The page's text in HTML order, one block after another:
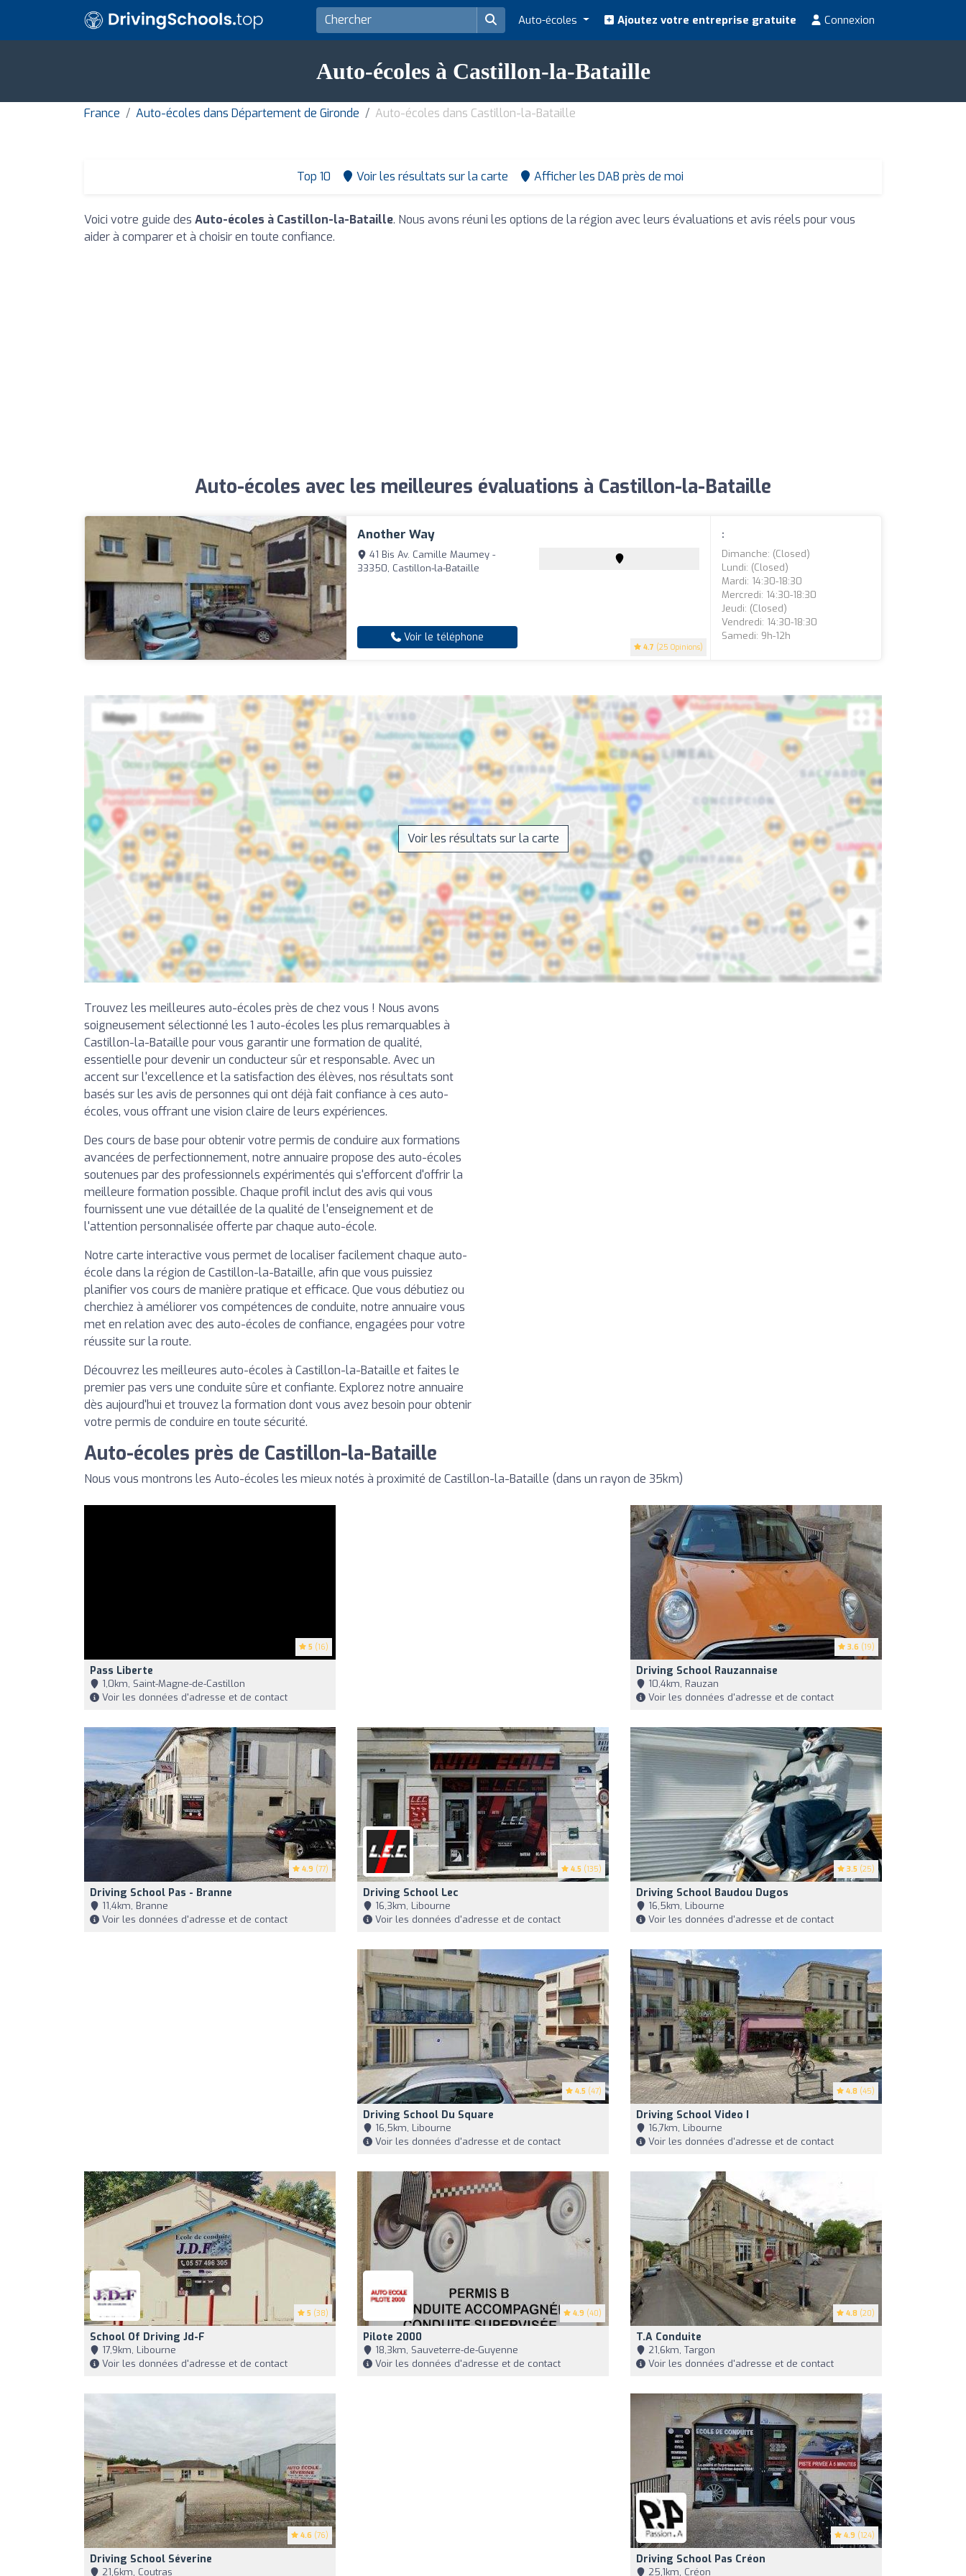
Auto-écoles Ajoutez votre entreprise gratuite Connexion
Auto-écoles à Castillon-la-Bataille
France Auto-écoles dans Département de Gironde Auto-écoles dans Castillon-la-Bataille
Top 10 Voir les résultats sur la carte Afficher les DAB près de moi
Voici votre guide des Auto-écoles à Castillon-la-Bataille. Nous avons réuni les options de la région avec leurs évaluations et avis réels pour vous
aider à comparer et à choisir en toute confiance.
Auto-écoles avec les meilleures évaluations à Castillon-la-Bataille
Another Way
4.7 (25 Opinions)
41 Bis Av. Camille Maumey -
33350, Castillon-la-Bataille
Voir le téléphone
:
Dimanche: (closed)
Lundi: (closed)
Mardi: 14:30-18:30
Mercredi: 14:30-18:30
Jeudi: (closed)
Vendredi: 14:30-18:30
Samedi: 9h-12h
Voir les résultats sur la carte
Trouvez les meilleures auto-écoles près de chez vous ! Nous avons
soigneusement sélectionné les 1 auto-écoles les plus remarquables à
Castillon-la-Bataille pour vous garantir une formation de qualité,
essentielle pour devenir un conducteur sûr et responsable. Avec un
accent sur l'excellence et la satisfaction des élèves, nos résultats sont
basés sur les avis de personnes qui ont déjà fait confiance à ces auto-
écoles, vous offrant une vision claire de leurs expériences.
Des cours de base pour obtenir votre permis de conduire aux formations
avancées de perfectionnement, notre annuaire propose des auto-écoles
soutenues par des professionnels expérimentés qui s'efforcent d'offrir la
meilleure formation possible. Chaque profil inclut des avis qui vous
fournissent une vue détaillée de la qualité de l'enseignement et de
l'attention personnalisée offerte par chaque auto-école.
Notre carte interactive vous permet de localiser facilement chaque auto-
école dans la région de Castillon-la-Bataille, afin que vous puissiez
planifier vos cours de manière pratique et efficace. Que vous débutiez ou
cherchiez à améliorer vos compétences de conduite, notre annuaire vous
met en relation avec des auto-écoles de confiance, engagées pour votre
réussite sur la route.
Découvrez les meilleures auto-écoles à Castillon-la-Bataille et faites le
premier pas vers une conduite sûre et confiante. Explorez notre annuaire
dès aujourd'hui et trouvez la formation dont vous avez besoin pour obtenir
votre permis de conduire en toute sécurité.
Auto-écoles près de Castillon-la-Bataille
Nous vous montrons les Auto-écoles les mieux notés à proximité de Castillon-la-Bataille (dans un rayon de 35km)
5 (16)
Pass Liberte
1,0km, Saint-Magne-de-Castillon
Voir les données d'adresse et de contact
3.6 (19)
Driving School Rauzannaise
10,4km, Rauzan
Voir les données d'adresse et de contact
4.9 (77)
Driving School Pas - Branne
11,4km, Branne
Voir les données d'adresse et de contact
4.5 (135)
Driving School Lec
16,3km, Libourne
Voir les données d'adresse et de contact
3.5 (25)
Driving School Baudou Dugos
16,5km, Libourne
Voir les données d'adresse et de contact
4.5 (47)
Driving School Du Square
16,5km, Libourne
Voir les données d'adresse et de contact
4.8 (45)
Driving School Video I
16,7km, Libourne
Voir les données d'adresse et de contact
5 (38)
School Of Driving Jd-F
17,9km, Libourne
Voir les données d'adresse et de contact
4.9 (40)
Pilote 2000
18,3km, Sauveterre-de-Guyenne
Voir les données d'adresse et de contact
4.8 (20)
T.a Conduite
21,6km, Targon
Voir les données d'adresse et de contact
4.6 (76)
Driving School Séverine
21,6km, Coutras
4.9 (124)
Driving School Pas Créon
25,1km, Créon